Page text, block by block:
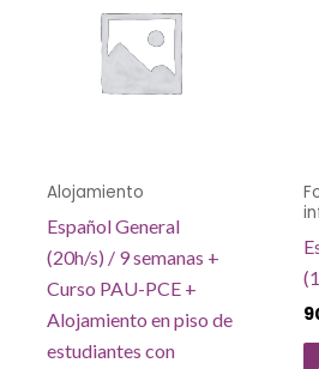
Alojamiento
Español General
(20h/s) / 9 semanas +
Curso PAU-PCE +
Alojamiento en piso de
estudiantes con